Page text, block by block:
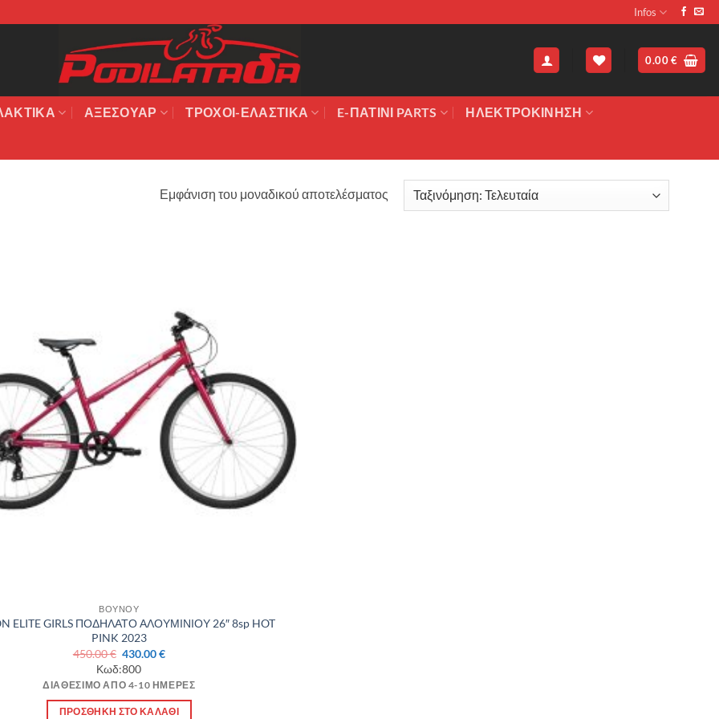
Infos
0.00€
ΑΞΕΣΟΥΆΡ ΤΡΟΧΟΙ-ΕΛΑΣΤΙΚΑ E-ΠΑΤΙΝΙ PARTS ΗΛΕΚΤΡΟΚΙΝΗΣΗ
Εμφάνιση του μοναδικού αποτελέσματος
ΒΟΥΝΟΥ
ELITE GIRLS ΠΟΔΗΛΑΤΟ ΑΛΟΥΜΙΝΙΟΥ 26″ 8sp HOT
PINK 2023
450.00€ Original
price
was:
450.00 €.
430.00€Η
είναι:
430.00 €.
Κωδ:800
ΔΙΑΘΈΣΙΜΟ ΑΠΌ 4-10 ΗΜΈΡΕΣ
ΠΡΟΣΘΉΚΗ ΣΤΟ ΚΑΛΆΘΙ